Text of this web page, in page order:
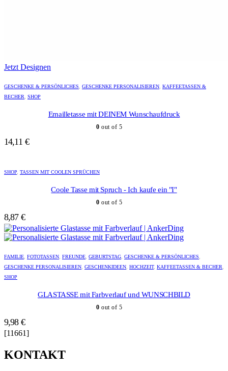
Jetzt Designen
GESCHENKE & PERSÖNLICHES GESCHENKE PERSONALISIEREN KAFFEETASSEN &
BECHER
SHOP
Emailletasse mit DEINEM Wunschaufdruck
0 out of 5
14,11 €
Produkt
Die
Optionen
können
auf
der
Produktseite
gewählt
werden
SHOP TASSEN MIT COOLEN SPRÜCHEN
Coole Tasse mit Spruch - Ich kaufe ein "I"
0 out of 5
8,87 €
Produkt
weist
mehrere
Varianten
können
auf
der
gewählt
FAMILIE FOTOTASSEN FREUNDE GEBURTSTAG GESCHENKE & PERSÖNLICHES
GESCHENKE PERSONALISIEREN GESCHENKIDEEN HOCHZEIT, KAFFEETASSEN & BECHER
SHOP
GLASTASSE mit Farbverlauf und WUNSCHBILD
0 out of 5
9,98 €
[11661]
KONTAKT